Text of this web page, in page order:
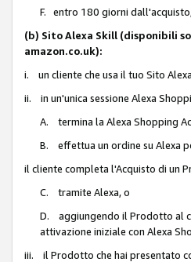
F. entro 180 giorni
(b) Sito Alexa Skill (disponibili
amazon.co.uk):
i. un cliente che usa il tuo Sito
ii. in un'unica sessione Alexa
A. termina la Alexa Shopping
B. effettua un ordine su Alexa
il cliente completa l'Acquisto di un
C. tramite Alexa, o
D. aggiungendo il Prodotto al
attivazione iniziale con Alexa
iii. il Prodotto che hai presentato